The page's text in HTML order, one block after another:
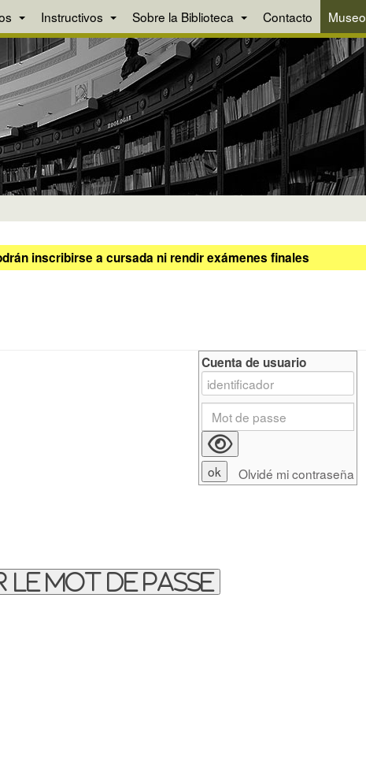
Instructivos Sobre la Biblioteca Contacto Museo
inscribirse a cursada ni rendir exámenes finales
mot de passe
Cuenta de usuario
Olvidé mi contraseña